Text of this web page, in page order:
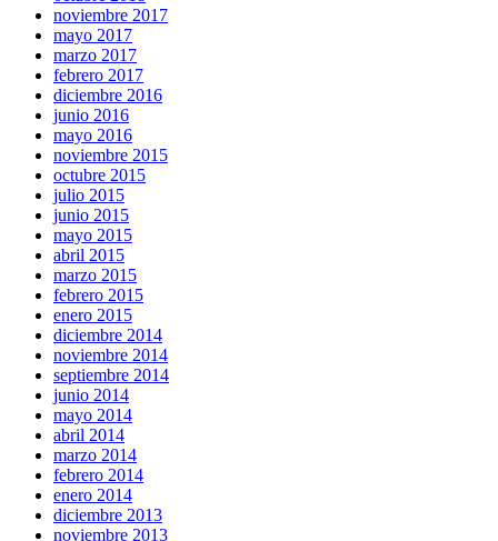
noviembre 2017
mayo 2017
marzo 2017
febrero 2017
diciembre 2016
junio 2016
mayo 2016
noviembre 2015
octubre 2015
julio 2015
junio 2015
mayo 2015
abril 2015
marzo 2015
febrero 2015
enero 2015
diciembre 2014
noviembre 2014
septiembre 2014
junio 2014
mayo 2014
abril 2014
marzo 2014
febrero 2014
enero 2014
diciembre 2013
noviembre 2013